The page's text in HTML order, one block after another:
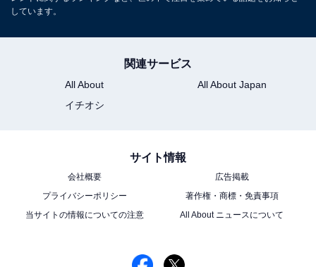
しています。
関連サービス
All About
All About Japan
イチオシ
サイト情報
会社概要
広告掲載
プライバシーポリシー
著作権・商標・免責事項
当サイトの情報についての注意
All About ニュースについて